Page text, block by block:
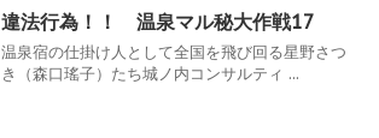
違法行為！！ 温泉マル秘大作戦17
温泉宿の仕掛け人として全国を飛び回る星野さつ
き（森口瑤子）たち城ノ内コンサルティ ...